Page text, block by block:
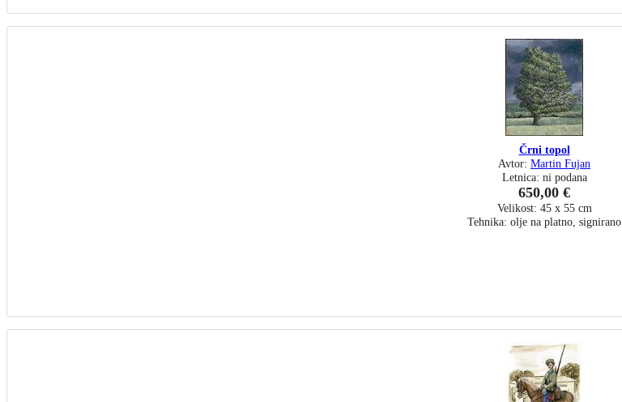
Črni topol
Avtor: Martin Fujan
Letnica: ni podana
650,00 €
Velikost: 45 x 55 cm
Tehnika: olje na platno, signirano